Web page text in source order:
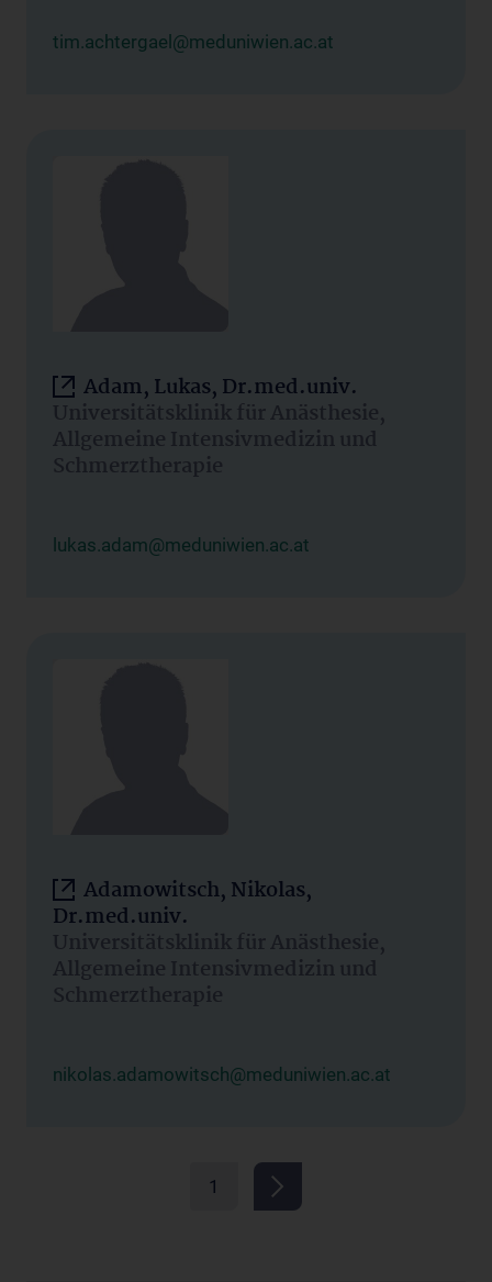
tim.achtergael@meduniwien.ac.at
Adam, Lukas, Dr.med.univ.
Universitätsklinik für Anästhesie,
Allgemeine Intensivmedizin und
Schmerztherapie
lukas.adam@meduniwien.ac.at
Adamowitsch, Nikolas,
Dr.med.univ.
Universitätsklinik für Anästhesie,
Allgemeine Intensivmedizin und
Schmerztherapie
nikolas.adamowitsch@meduniwien.ac.at
1